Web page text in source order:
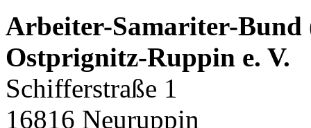
Arbeiter-Samariter-Bund
Ostprignitz-Ruppin e. V.
Schifferstraße 1
16816 Neuruppin